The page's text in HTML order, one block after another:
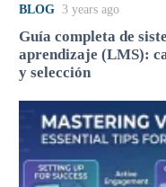
BLOG 3 years ago
Guía completa de
aprendizaje (LMS):
y selección